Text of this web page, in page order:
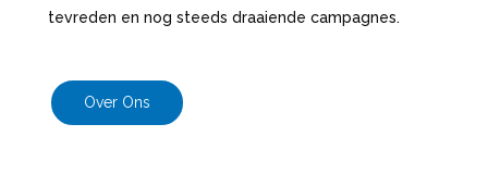
tevreden en nog steeds draaiende campagnes.
Over Ons